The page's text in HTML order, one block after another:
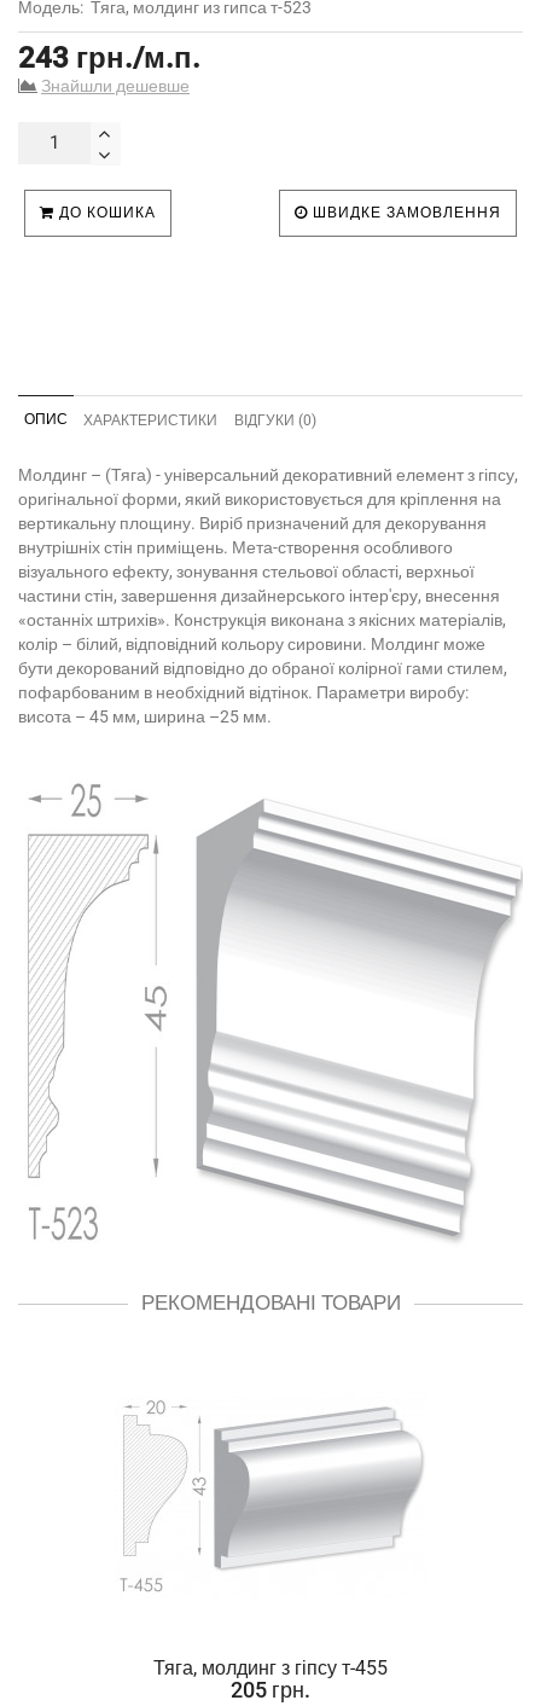
Модель: Тяга, молдинг из гипса т-523
243 грн./м.п.
Знайшли дешевше
ДО КОШИКА ШВИДКЕ ЗАМОВЛЕННЯ
ОПИС ХАРАКТЕРИСТИКИ ВІДГУКИ (0)
Молдинг – (Тяга) - універсальний декоративний елемент з гіпсу,
оригінальної форми, який використовується для кріплення на
вертикальну площину. Виріб призначений для декорування
внутрішніх стін приміщень. Мета-створення особливого
візуального ефекту, зонування стельової області, верхньої
частини стін, завершення дизайнерського інтер'єру, внесення
«останніх штрихів». Конструкція виконана з якісних матеріалів,
колір – білий, відповідний кольору сировини. Молдинг може
бути декорований відповідно до обраної колірної гами стилем,
пофарбованим в необхідний відтінок. Параметри виробу:
висота – 45 мм, ширина –25 мм.
РЕКОМЕНДОВАНІ ТОВАРИ
Тяга, молдинг з гіпсу т-455
205 грн.